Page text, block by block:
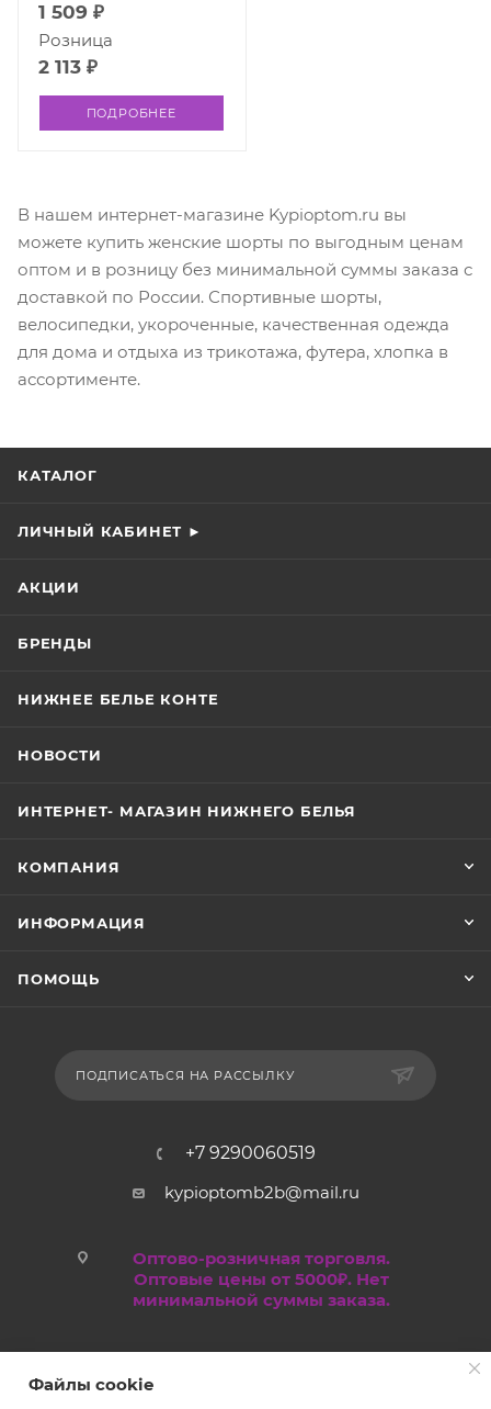
1 509 ₽
2 113 ₽
Розница
ПОДРОБНЕЕ
В нашем интернет-магазине Kypioptom.ru вы
можете купить женские шорты по выгодным ценам
оптом и в розницу без минимальной суммы заказа с
доставкой по России. Спортивные шорты,
велосипедки, укороченные, качественная одежда
для дома и отдыха из трикотажа, футера, хлопка в
ассортименте.
КАТАЛОГ
ЛИЧНЫЙ КАБИНЕТ ►
АКЦИИ
БРЕНДЫ
НИЖНЕЕ БЕЛЬЕ КОНТЕ
НОВОСТИ
ИНТЕРНЕТ- МАГАЗИН НИЖНЕГО БЕЛЬЯ
КОМПАНИЯ
ИНФОРМАЦИЯ
ПОМОЩЬ
ПОДПИСАТЬСЯ НА РАССЫЛКУ
+7 9290060519
kypioptomb2b@mail.ru
Оптово-розничная торговля.
Оптовые цены от 5000₽. Нет
минимальной суммы заказа.
Файлы cookie